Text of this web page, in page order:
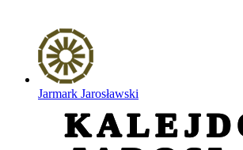
Jarmark Jarosławski